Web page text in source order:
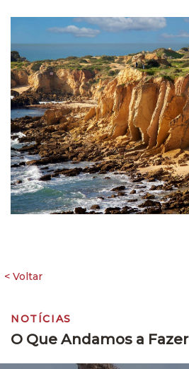
NOTÍCIAS
O Que Andamos a Fazer